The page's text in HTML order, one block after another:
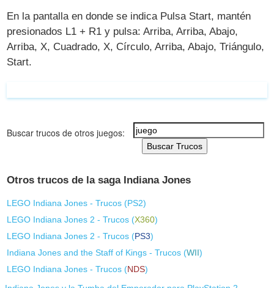
En la pantalla en donde se indica Pulsa Start, mantén
presionados L1 + R1 y pulsa: Arriba, Arriba, Abajo,
Arriba, X, Cuadrado, X, Círculo, Arriba, Abajo, Triángulo,
Start.
Buscar trucos de otros juegos:
Buscar Trucos
Otros trucos de la saga Indiana Jones
LEGO Indiana Jones - Trucos (PS2)
LEGO Indiana Jones 2 - Trucos (X360)
LEGO Indiana Jones 2 - Trucos (PS3)
Indiana Jones and the Staff of Kings - Trucos (WII)
LEGO Indiana Jones - Trucos (NDS)